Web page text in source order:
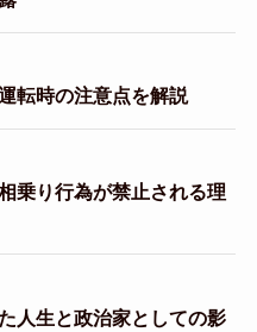
転時の注意点を解説
乗り行為が禁止される理
人生と政治家としての影